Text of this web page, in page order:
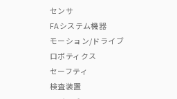
中国 RoHS表
Pb Hg
センサ
FAシステム機器
モーション/ドライブ
ロボティクス
セーフティ
検査装置